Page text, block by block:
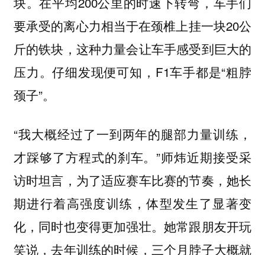
要承受的离心力相当于在颈椎上挂一块20公
斤的铁块，这种力量会让车手感受到巨大的
压力。仔细发现便可知，F1车手都是“粗脖
颈子”。
“我大概经过了一到两年的腿部力量训练，
才踩够了方程式的刹车。”师炜近期接受采
访时坦言，为了适应赛车比赛的节奏，她长
期进行着高强度训练，体型发生了显著变
化，同时也变得更加强壮。她常跟朋友开玩
笑说，去年训练的时候，三个月脖子大概就